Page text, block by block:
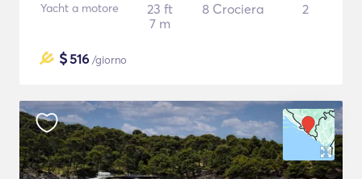
Yacht a motore
23 ft
7 m
8 Crociera 2
$516 /giorno